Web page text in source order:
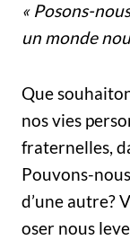
« Posons-
un monde
Que
nos vies
fraternelles,
Pouvons-
d’une autre?
oser nous